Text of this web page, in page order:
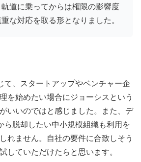
道に乗ってからは権限の影響度
な対応を取る形となりました。
て、スタートアップやベンチャー企
を始めたい場合にジョーシスという
いいのではと感じました。また、デ
脱却したい中小規模組織も利用を
れません。自社の要件に合致しそう
していただけたらと思います。